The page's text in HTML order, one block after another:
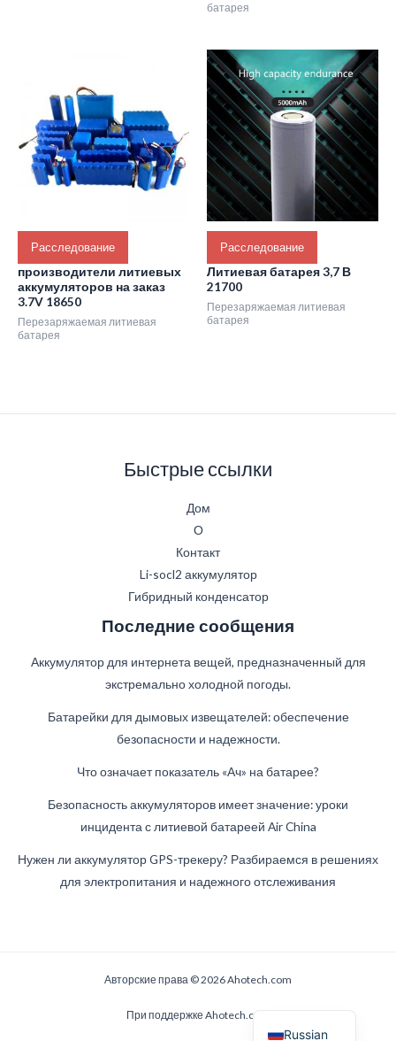
батарея
Расследование
производители литиевых
аккумуляторов на заказ
3.7V 18650
Перезаряжаемая литиевая
батарея
Расследование
Литиевая батарея 3,7 В
21700
Перезаряжаемая литиевая
батарея
Быстрые ссылки
Дом
О
Контакт
Li-socl2 аккумулятор
Гибридный конденсатор
Последние сообщения
Аккумулятор для интернета вещей, предназначенный для
экстремально холодной погоды.
Батарейки для дымовых извещателей: обеспечение
безопасности и надежности.
Что означает показатель «Ач» на батарее?
Безопасность аккумуляторов имеет значение: уроки
инцидента с литиевой батареей Air China
Нужен ли аккумулятор GPS-трекеру? Разбираемся в решениях
для электропитания и надежного отслеживания
Авторские права © 2026 Ahotech.com
При поддержке Ahotech.com
Russian
Estonian
French
Swedish
Danish
German